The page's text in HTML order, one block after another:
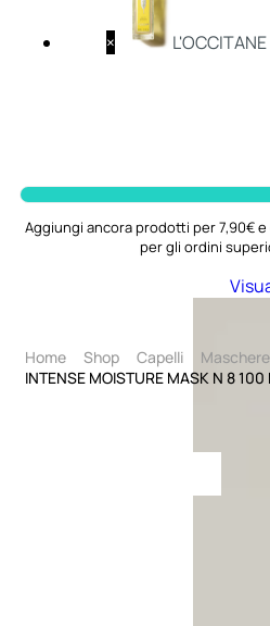
×
Aggiungi ancora prodotti per 7,90€
per gli ordini
Home Shop Capelli
INTENSE MOISTURE MASK N 8 100